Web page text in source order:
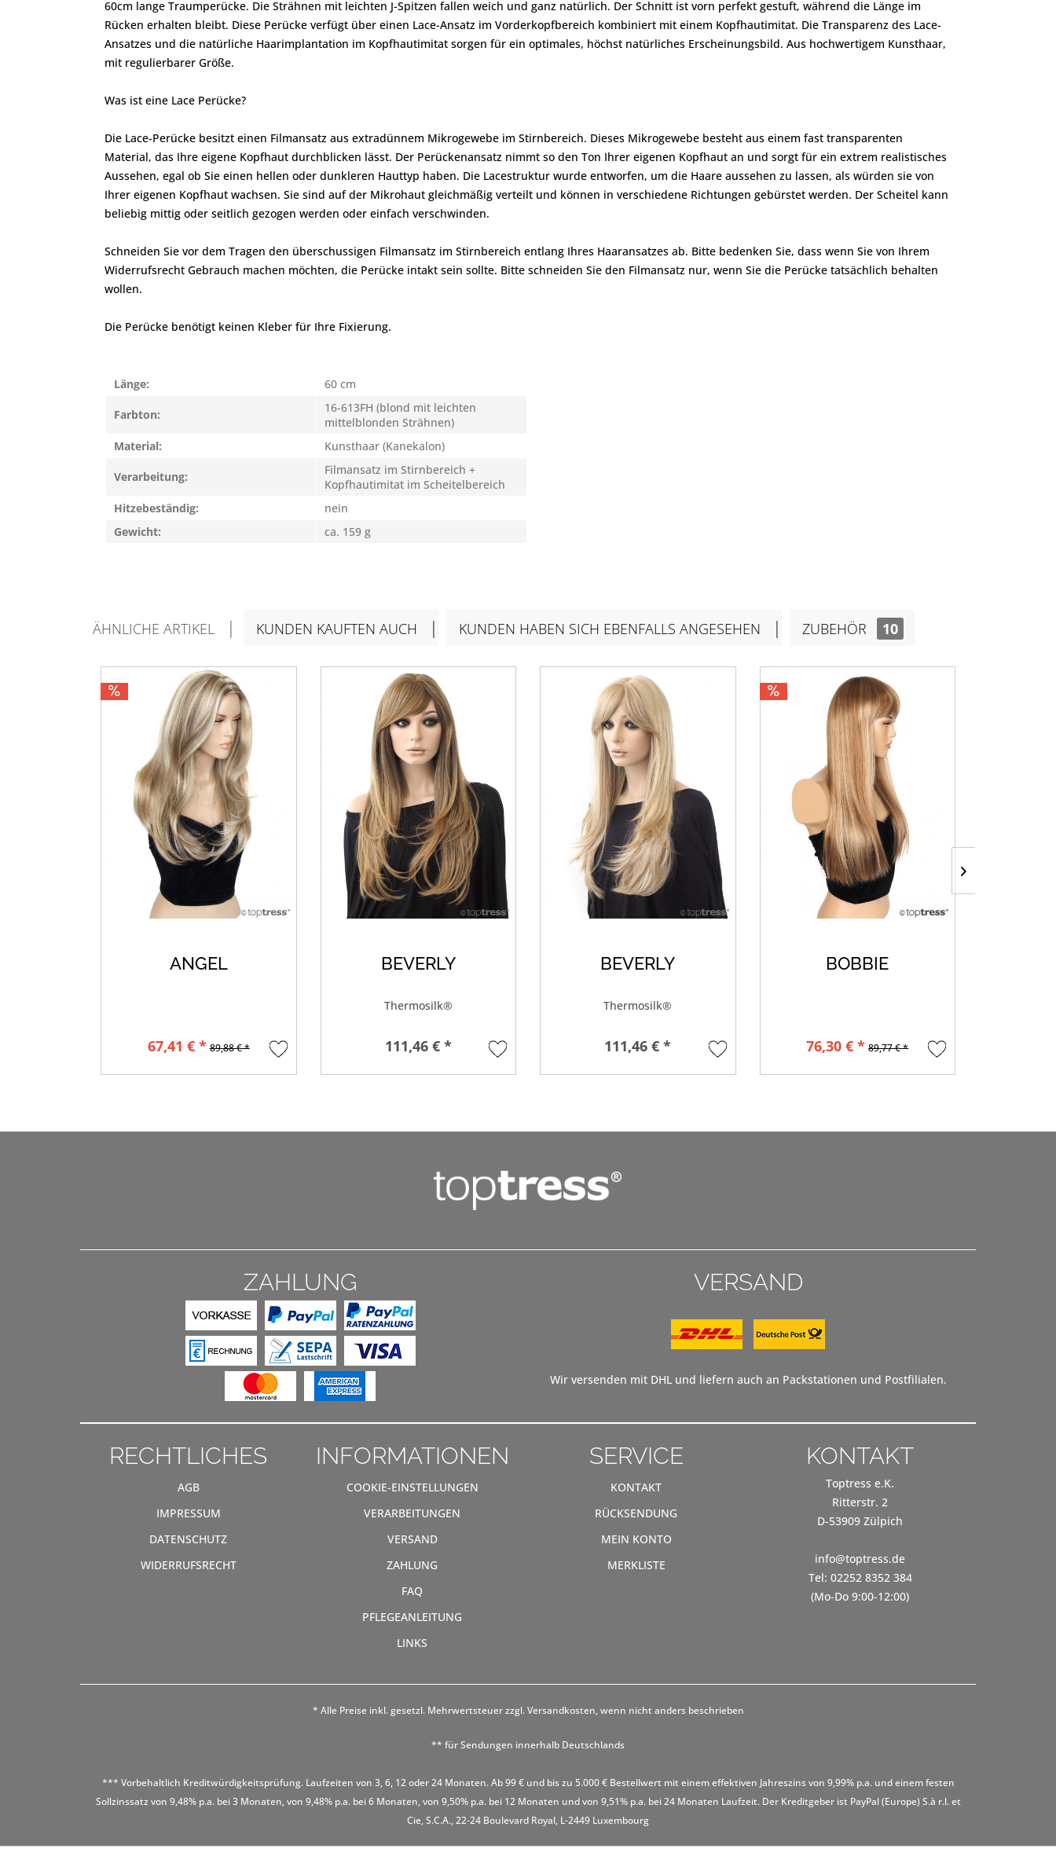
60cm lange Traumperücke. Die Strähnen mit leichten J-Spitzen fallen weich und ganz natürlich. Der Schnitt ist vorn perfekt gestuft, während die Länge im
Rücken erhalten bleibt. Diese Perücke verfügt über einen Lace-Ansatz im Vorderkopfbereich kombiniert mit einem Kopfhautimitat. Die Transparenz des Lace-
Ansatzes und die natürliche Haarimplantation im Kopfhautimitat sorgen für ein optimales, höchst natürliches Erscheinungsbild. Aus hochwertigem Kunsthaar,
mit regulierbarer Größe.
Was ist eine Lace Perücke?
Die Lace-Perücke besitzt einen Filmansatz aus extradünnem Mikrogewebe im Stirnbereich. Dieses Mikrogewebe besteht aus einem fast transparenten
Material, das Ihre eigene Kopfhaut durchblicken lässt. Der Perückenansatz nimmt so den Ton Ihrer eigenen Kopfhaut an und sorgt für ein extrem realistisches
Aussehen, egal ob Sie einen hellen oder dunkleren Hauttyp haben. Die Lacestruktur wurde entworfen, um die Haare aussehen zu lassen, als würden sie von
Ihrer eigenen Kopfhaut wachsen. Sie sind auf der Mikrohaut gleichmäßig verteilt und können in verschiedene Richtungen gebürstet werden. Der Scheitel kann
beliebig mittig oder seitlich gezogen werden oder einfach verschwinden.
Schneiden Sie vor dem Tragen den überschussigen Filmansatz im Stirnbereich entlang Ihres Haaransatzes ab. Bitte bedenken Sie, dass wenn Sie von Ihrem
Widerrufsrecht Gebrauch machen möchten, die Perücke intakt sein sollte. Bitte schneiden Sie den Filmansatz nur, wenn Sie die Perücke tatsächlich behalten
wollen.
Die Perücke benötigt keinen Kleber für Ihre Fixierung.
Länge: 60 cm
Farbton:
16-613FH (blond mit leichten
mittelblonden Strähnen)
Material:
Kunsthaar (Kanekalon)
Verarbeitung:
Filmansatz im Stirnbereich +
Kopfhautimitat im Scheitelbereich
Hitzebeständig:
nein
Gewicht:
ca. 159 g
ÄHNLICHE ARTIKEL KUNDEN KAUFTEN AUCH KUNDEN HABEN SICH EBENFALLS ANGESEHEN ZUBEHÖR 10
ANGEL
67,41 € * 89,88 € *
BEVERLY
Thermosilk®
111,46 € *
BEVERLY
Thermosilk®
111,46 € *
BOBBIE
76,30 € * 89,77 € *
ZAHLUNG VERSAND
Wir versenden mit DHL und liefern auch an Packstationen und Postfilialen.
RECHTLICHES
AGB
IMPRESSUM
DATENSCHUTZ
WIDERRUFSRECHT
INFORMATIONEN
COOKIE-EINSTELLUNGEN
VERARBEITUNGEN
VERSAND
ZAHLUNG
FAQ
PFLEGEANLEITUNG
LINKS
SERVICE
KONTAKT
RÜCKSENDUNG
MEIN KONTO
MERKLISTE
KONTAKT
Toptress e.K.
Ritterstr. 2
D-53909 Zülpich
info@toptress.de
Tel: 02252 8352 384
(Mo-Do 9:00-12:00)
* Alle Preise inkl. gesetzl. Mehrwertsteuer zzgl.Versandkosten, wenn nicht anders beschrieben
** für Sendungen innerhalb Deutschlands
*** Vorbehaltlich Kreditwürdigkeitsprüfung. Laufzeiten von 3, 6, 12 oder 24 Monaten. Ab 99 € und bis zu 5.000 € Bestellwert mit einem effektiven Jahreszins von 9,99% p.a. und einem festen
Sollzinssatz von 9,48% p.a. bei 3 Monaten, von 9,48% p.a. bei 6 Monaten, von 9,50% p.a. bei 12 Monaten und von 9,51% p.a. bei 24 Monaten Laufzeit. Der Kreditgeber ist PayPal (Europe) S.à r.l. et
Cie, S.C.A., 22-24 Boulevard Royal, L-2449 Luxembourg